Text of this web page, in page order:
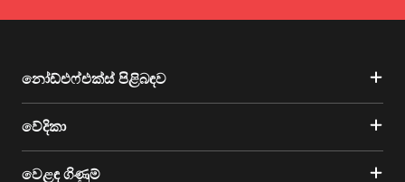
නෝඩ්එෆ්එක්ස් පිළිබඳව
වේදිකා
වෙළඳ ගිණුම්